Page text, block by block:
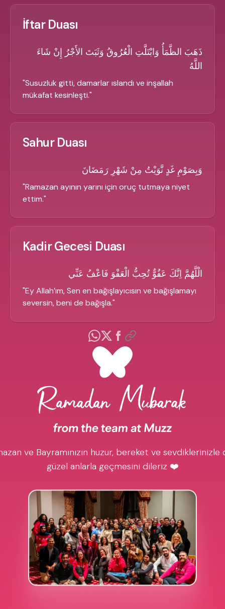
İftar Duası
ذَهَبَ الظَّمَأُ وَابْتَلَّتِ الْعُرُوقُ وَثَبَتَ الأَجْرُ إِنْ شَاءَ
اللَّهُ
"Susuzluk gitti, damarlar ıslandı ve inşallah
mükafat kesinleşti."
Sahur Duası
وَبِصَوْمِ غَدٍ نَّوَيْتُ مِنْ شَهْرِ رَمَضَانَ
"Ramazan ayının yarını için oruç tutmaya niyet
ettim."
Kadir Gecesi Duası
الْلَّهُمَّ اِنَّكَ عَفُوٌّ تُحِبُّ الْعَفْوَ فَاعْفُ عَنِّي
"Ey Allah’ım, Sen en bağışlayıcısın ve bağışlamayı
seversin, beni de bağışla."
ve Bayramınızın huzur, bereket ve sevdiklerinizle
güzel anlarla geçmesini dileriz ❤️